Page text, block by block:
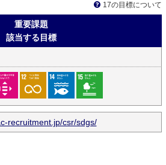
17の目標について
重要課題
該当する目標
recruitment.jp/csr/sdgs/